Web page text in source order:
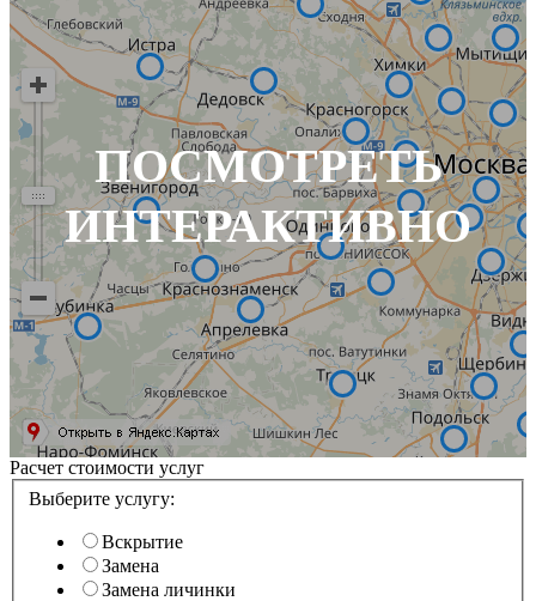
ПОСМОТРЕТЬ
ИНТЕРАКТИВНО
Расчет стоимости услуг
Выберите услугу:
Вскрытие
Замена
Замена личинки